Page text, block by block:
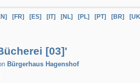
[FR] [ES] [IT] [NL] [PL] [PT] [BR]
[03]'
Bürgerhaus Hagenshof